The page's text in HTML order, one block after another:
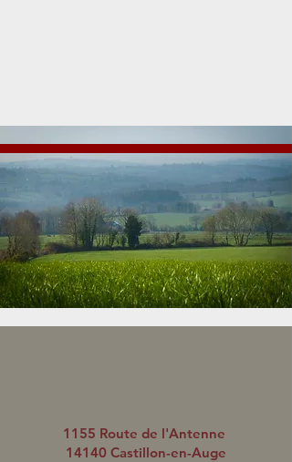
1155 Route de l'Antenne
14140 Castillon-en-Auge